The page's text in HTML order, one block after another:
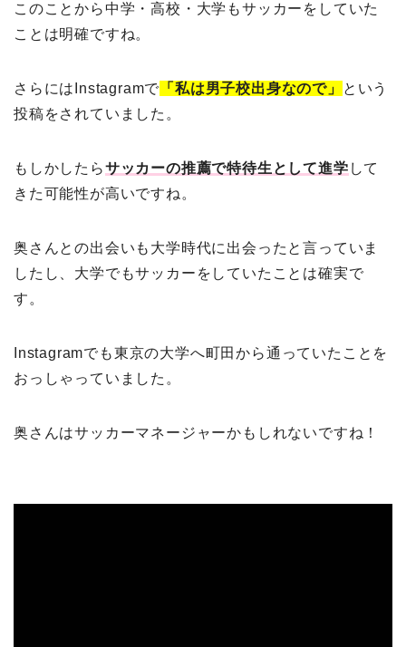
このことから中学・高校・大学もサッカーをしていた
ことは明確ですね。
さらにはInstagramで 「私は男子校出身なので」
という
投稿をされていました。
もしかしたらサッカーの推薦で特待生として進学 して
きた可能性が高いですね。
奥さんとの出会いも大学時代に出会ったと言っていま
したし、大学でもサッカーをしていたことは確実で
す。
Instagramでも東京の大学へ町田から通っていたことを
おっしゃっていました。
奥さんはサッカーマネージャーかもしれないですね！